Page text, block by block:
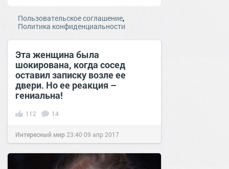
Пользовательское соглашение,
Политика конфиденциальности
Эта женщина была
шокирована, когда сосед
оставил записку возле ее
двери. Но ее реакция –
гениальна!
112 14
Интересный мир 23:40 09 апр 2017